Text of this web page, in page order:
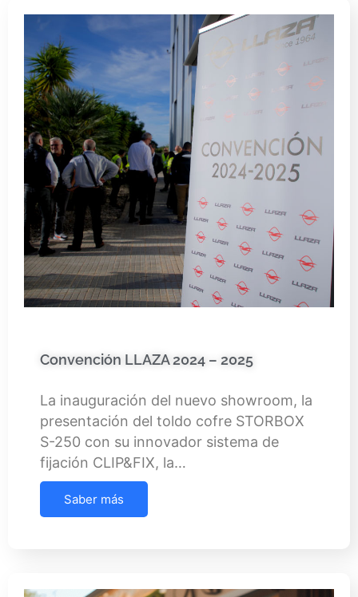
Convención LLAZA 2024 – 2025
La inauguración del nuevo showroom, la
presentación del toldo cofre STORBOX
S-250 con su innovador sistema de
fijación CLIP&FIX, la…
Saber más